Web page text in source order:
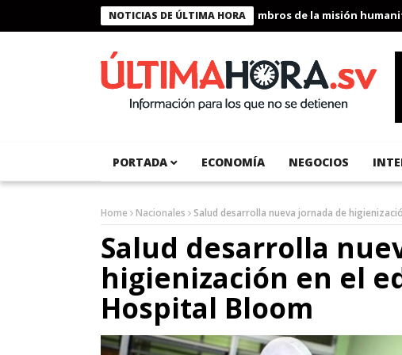
NOTICIAS DE ÚLTIMA HORA
Presidente Bukele condecora a miembros de la misión humanitaria
PORTADA ECONOMÍA NEGOCIOS
Home Nacionales Salud desarrolla nueva jornada de
Salud desarrolla
higienización en el
Hospital Bloom